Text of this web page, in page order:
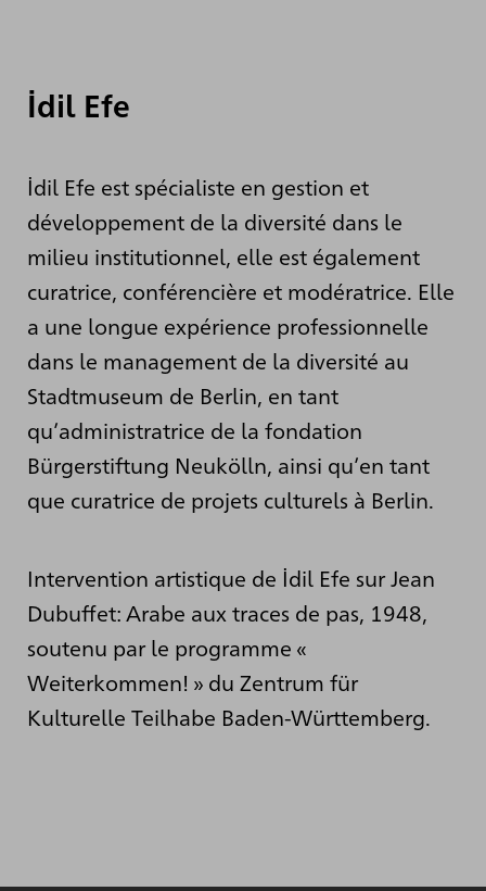
İdil Efe
İdil Efe est spécialiste en gestion et
développement de la diversité dans le
milieu institutionnel, elle est également
curatrice, conférencière et modératrice. Elle
a une longue expérience professionnelle
dans le management de la diversité au
Stadtmuseum de Berlin, en tant
qu’administratrice de la fondation
Bürgerstiftung Neukölln, ainsi qu’en tant
que curatrice de projets culturels à Berlin.
Intervention artistique de İdil Efe sur Jean
Dubuffet: Arabe aux traces de pas, 1948,
soutenu par le programme «
Weiterkommen! » du Zentrum für
Kulturelle Teilhabe Baden-Württemberg.